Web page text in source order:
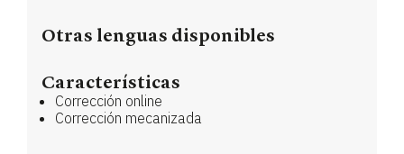
Otras lenguas disponibles
Características
Corrección online
Corrección mecanizada